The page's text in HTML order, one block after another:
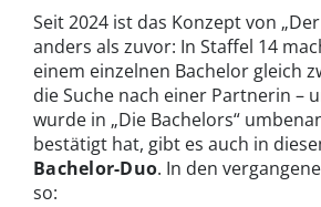
Seit 2024 ist das Konzept von
anders als zuvor: In Staffel 14
einem einzelnen Bachelor gleich
die Suche nach einer Partnerin –
wurde in „Die Bachelors“
bestätigt hat, gibt es auch in
Bachelor-Duo. In den
so: